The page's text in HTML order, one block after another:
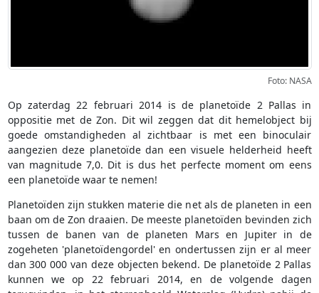
Foto: NASA
Op zaterdag 22 februari 2014 is de planetoïde 2 Pallas in
oppositie met de Zon. Dit wil zeggen dat dit hemelobject bij
goede omstandigheden al zichtbaar is met een binoculair
aangezien deze planetoïde dan een visuele helderheid heeft
van magnitude 7,0. Dit is dus het perfecte moment om eens
een planetoïde waar te nemen!
Planetoïden zijn stukken materie die net als de planeten in een
baan om de Zon draaien. De meeste planetoïden bevinden zich
tussen de banen van de planeten Mars en Jupiter in de
zogeheten 'planetoïdengordel' en ondertussen zijn er al meer
dan 300 000 van deze objecten bekend. De planetoïde 2 Pallas
kunnen we op 22 februari 2014, en de volgende dagen